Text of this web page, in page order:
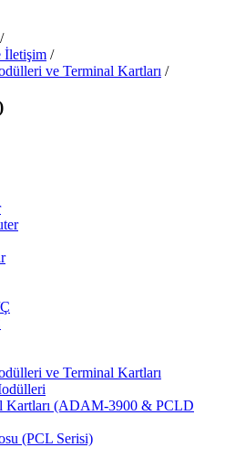
/
İletişim /
ve Terminal Kartları /
ve Terminal Kartları
Kartları (ADAM-3900 & PCLD
(PCL Serisi)